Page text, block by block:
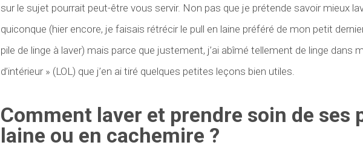
sur le sujet pourrait peut-être vous servir. Non pas que je prétende savoir mieux
quiconque (hier encore, je faisais rétrécir le pull en laine préféré de mon petit
pile de linge à laver) mais parce que justement, j’ai abîmé tellement de linge dans
d’intérieur » (LOL) que j’en ai tiré quelques petites leçons bien utiles.
Comment laver et prendre soin de ses
laine ou en cachemire ?